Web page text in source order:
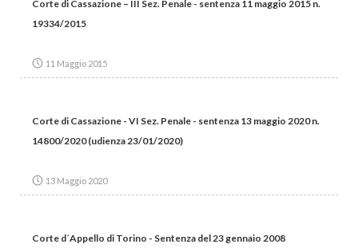
Corte di Cassazione – III Sez. Penale - sentenza 11 maggio 2015 n.
19334/2015
11 Maggio 2015
Corte di Cassazione - VI Sez. Penale - sentenza 13 maggio 2020 n.
14800/2020 (udienza 23/01/2020)
13 Maggio 2020
Corte d´Appello di Torino - Sentenza del 23 gennaio 2008